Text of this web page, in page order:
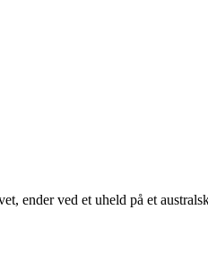
ender ved et uheld på et